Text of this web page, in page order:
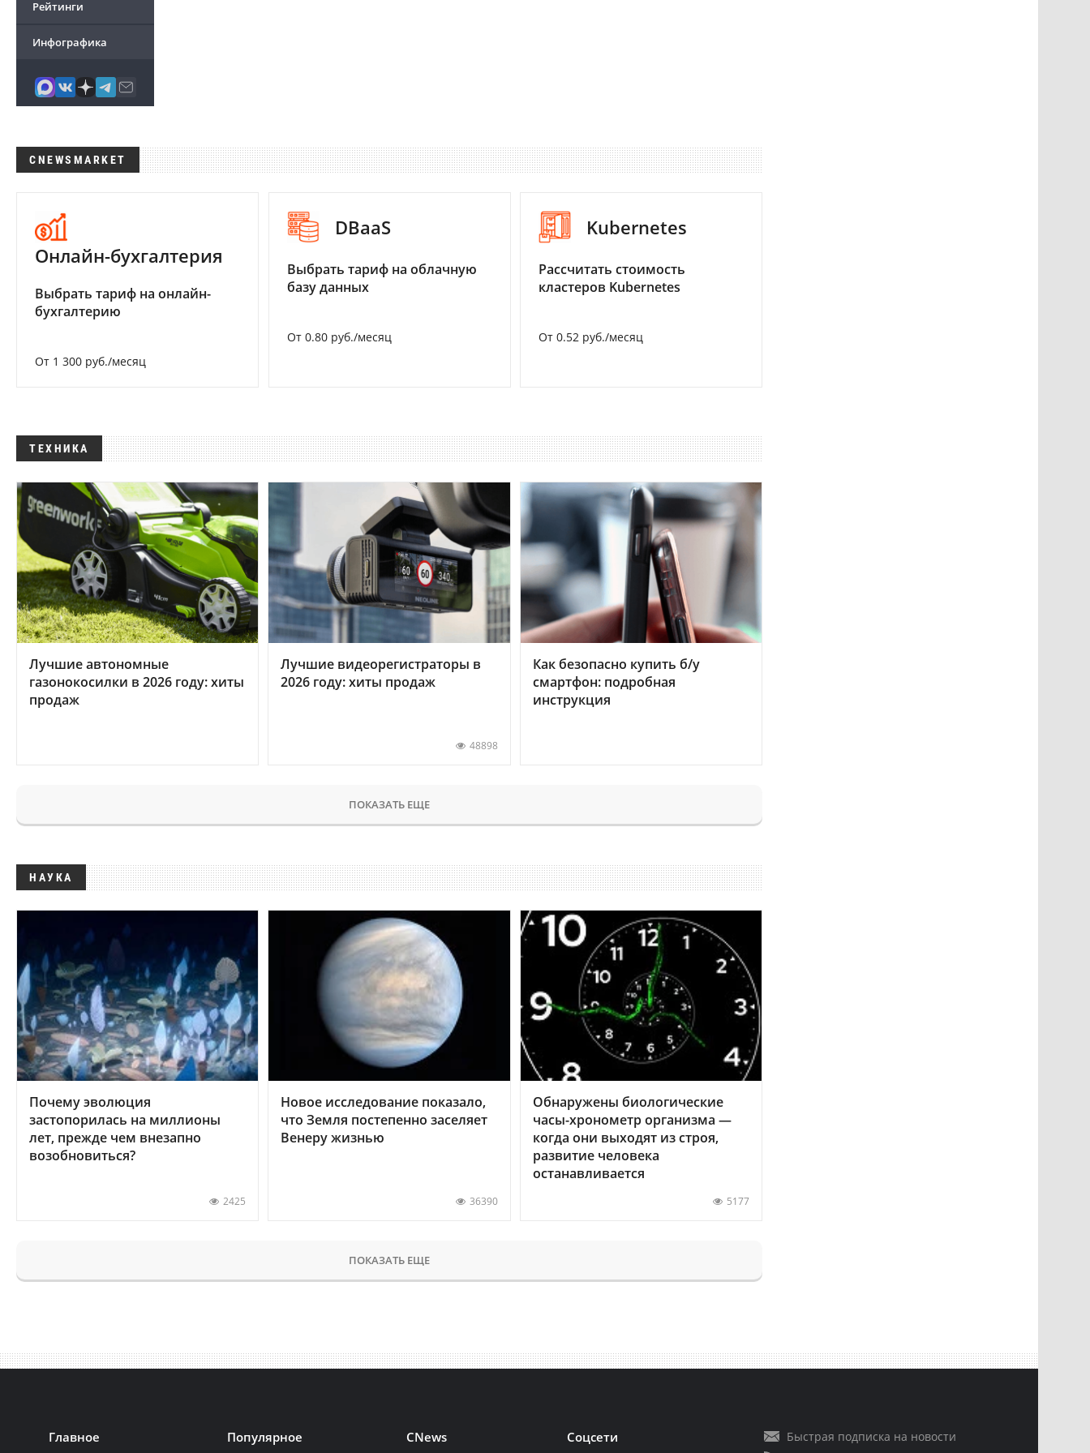
Рейтинги
Инфографика
CNEWSMARKET
Онлайн-бухгалтерия
Выбрать тариф на онлайн-
бухгалтерию
От 1 300 руб./месяц
DBaaS
Выбрать тариф на облачную
базу данных
От 0.80 руб./месяц
Kubernetes
Рассчитать стоимость
кластеров Kubernetes
От 0.52 руб./месяц
ТЕХНИКА
Лучшие автономные
газонокосилки в 2026 году: хиты
продаж
Лучшие видеорегистраторы в
2026 году: хиты продаж
48898
Как безопасно купить б/у
смартфон: подробная
инструкция
ПОКАЗАТЬ ЕЩЕ
НАУКА
Почему эволюция
застопорилась на миллионы
лет, прежде чем внезапно
возобновиться?
2425
Новое исследование показало,
что Земля постепенно заселяет
Венеру жизнью
36390
Обнаружены биологические
часы-хронометр организма —
когда они выходят из строя,
развитие человека
останавливается
5177
ПОКАЗАТЬ ЕЩЕ
Главное Популярное CNews Соцсети
Быстрая подписка на новости